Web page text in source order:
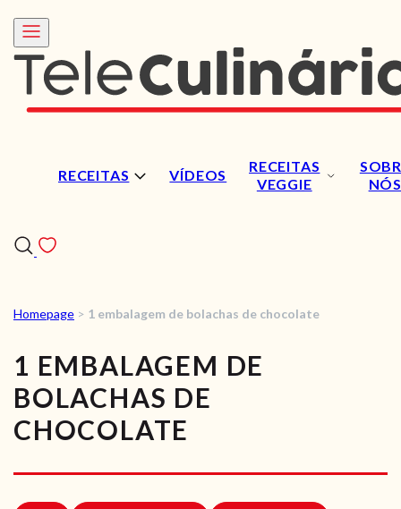
RECEITAS VÍDEOS
RECEITAS
VEGGIE
NÓS
RECEITAS
VÍDEOS
RECEITAS VEGGIE
LOJA ONLINE
Homepage > 1 embalagem de bolachas de chocolate
1 EMBALAGEM DE
BOLACHAS DE
CHOCOLATE